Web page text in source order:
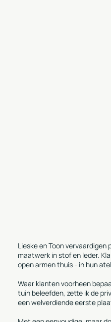
Lieske en Toon
maatwerk in stof en leder.
open armen thuis - in hun
Waar klanten voorheen
tuin beleefden, zette ik de
een welverdiende eerste